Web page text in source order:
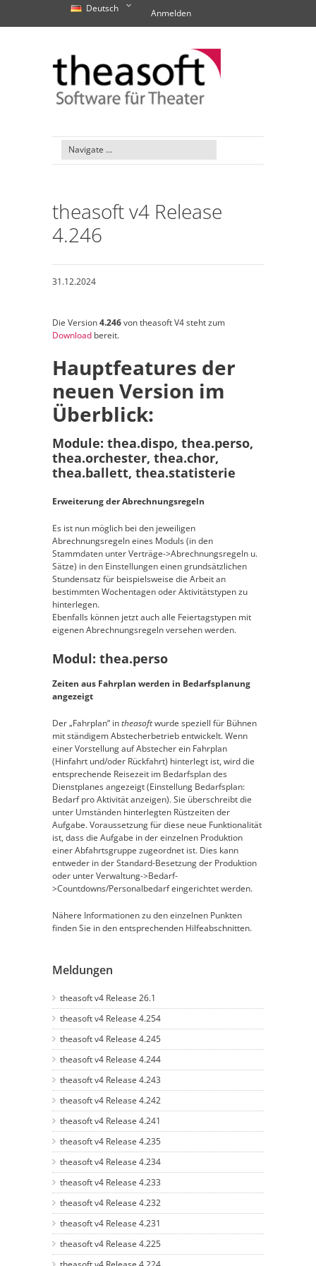
Deutsch Anmelden
theasoft v4 Release
4.246
31.12.2024
Die Version4.246von theasoft V4 steht zum
Download bereit.
Hauptfeatures der
neuen Version im
Überblick:
Module: thea.dispo, thea.perso,
thea.orchester, thea.chor,
thea.ballett, thea.statisterie
Erweiterung der Abrechnungsregeln
Es ist nun möglich bei den jeweiligen
Abrechnungsregeln eines Moduls (in den
Stammdaten unter Verträge->Abrechnungsregeln u.
Sätze) in den Einstellungen einen grundsätzlichen
Stundensatz für beispielsweise die Arbeit an
bestimmten Wochentagen oder Aktivitätstypen zu
hinterlegen.
Ebenfalls können jetzt auch alle Feiertagstypen mit
eigenen Abrechnungsregeln versehen werden.
Modul: thea.perso
Zeiten aus Fahrplan werden in Bedarfsplanung
angezeigt
Der „Fahrplan“ intheasoftwurde speziell für Bühnen
mit ständigem Abstecherbetrieb entwickelt. Wenn
einer Vorstellung auf Abstecher ein Fahrplan
(Hinfahrt und/oder Rückfahrt) hinterlegt ist, wird die
entsprechende Reisezeit im Bedarfsplan des
Dienstplanes angezeigt (Einstellung Bedarfsplan:
Bedarf pro Aktivität anzeigen). Sie überschreibt die
unter Umständen hinterlegten Rüstzeiten der
Aufgabe. Voraussetzung für diese neue Funktionalität
ist, dass die Aufgabe in der einzelnen Produktion
einer Abfahrtsgruppe zugeordnet ist. Dies kann
entweder in der Standard-Besetzung der Produktion
oder unter Verwaltung->Bedarf-
>Countdowns/Personalbedarf eingerichtet werden.
Nähere Informationen zu den einzelnen Punkten
finden Sie in den entsprechenden Hilfeabschnitten.
Meldungen
theasoft v4 Release 26.1
theasoft v4 Release 4.254
theasoft v4 Release 4.245
theasoft v4 Release 4.244
theasoft v4 Release 4.243
theasoft v4 Release 4.242
theasoft v4 Release 4.241
theasoft v4 Release 4.235
theasoft v4 Release 4.234
theasoft v4 Release 4.233
theasoft v4 Release 4.232
theasoft v4 Release 4.231
theasoft v4 Release 4.225